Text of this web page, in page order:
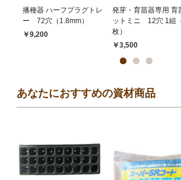
播種器 ハーフプラグトレ
ー 72穴（1.8mm）
￥9,200
発芽・育苗器専用 育
ットミニ 12穴 1組
枚）
￥3,500
あなたにおすすめの資材商品